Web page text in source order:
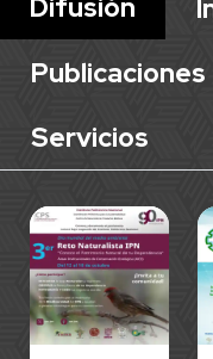
Publicaciones
15, Jul 2026